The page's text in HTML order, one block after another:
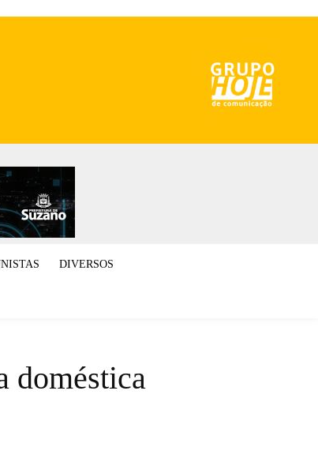
DIVERSOS
doméstica